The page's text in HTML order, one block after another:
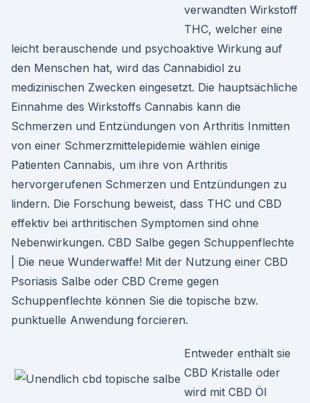
verwandten Wirkstoff
THC, welcher eine
leicht berauschende und psychoaktive Wirkung auf
den Menschen hat, wird das Cannabidiol zu
medizinischen Zwecken eingesetzt. Die hauptsächliche
Einnahme des Wirkstoffs Cannabis kann die
Schmerzen und Entzündungen von Arthritis Inmitten
von einer Schmerzmittelepidemie wählen einige
Patienten Cannabis, um ihre von Arthritis
hervorgerufenen Schmerzen und Entzündungen zu
lindern. Die Forschung beweist, dass THC und CBD
effektiv bei arthritischen Symptomen sind ohne
Nebenwirkungen. CBD Salbe gegen Schuppenflechte
| Die neue Wunderwaffe! Mit der Nutzung einer CBD
Psoriasis Salbe oder CBD Creme gegen
Schuppenflechte können Sie die topische bzw.
punktuelle Anwendung forcieren.
Entweder enthält sie
CBD Kristalle oder
wird mit CBD Öl